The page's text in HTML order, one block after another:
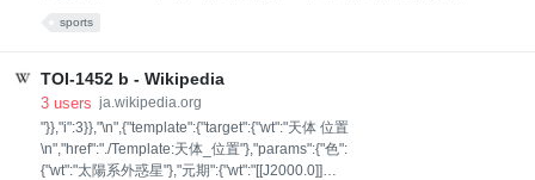
なる[5]。 また近年は現代アーティストとしても制作を
れ
積中学校在学中の2017年1月、東海アンダージュニア選手権大会の中学
月、第30回全国高等学校ボクシング選抜大会兼JOCジュニアオリンピッ
クカップに出場。女子ライト級で優勝[5]。2019年10月、第18回全日本
女子ボクシング選手権大会の女子ジュニアの部（フェザー級）で優勝
[6]。 2019年11月13日、ASBCアジアユース選手権大会女子57kg級で
JAISMINE（インド）と対戦し、3ラウンドレフェリーストップで一回戦
sports
TOI-1452 b - Wikipedia
3 users ja.wikipedia.org
"}},"i":3}},"\n",{"template":{"target":{"wt":"天体 位置
\n","href":"./Template:天体_位置"},"params":{"色":
{"wt":"太陽系外惑星"},"元期":{"wt":"[[J2000.0]]